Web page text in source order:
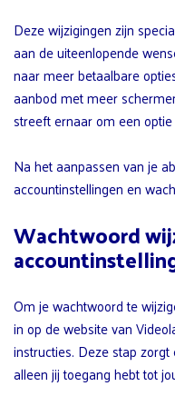
Deze wijzigingen zijn
aan de uiteenlopende
naar meer betaalbare
aanbod met meer
streeft ernaar om een
Na het aanpassen van je
accountinstellingen en
Wachtwoord
Om je wachtwoord te
in op de website van
instructies. Deze stap
alleen jij toegang hebt tot